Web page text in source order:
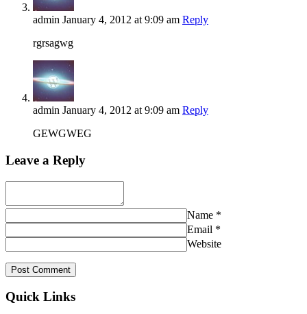
admin January 4, 2012 at 9:09 am Reply
rgrsagwg
admin January 4, 2012 at 9:09 am Reply
GEWGWEG
Leave a Reply
Name *
Email *
Website
Quick Links